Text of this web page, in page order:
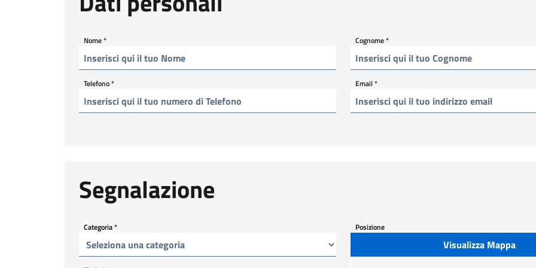
Nome* Cognome*
Telefono* Email*
Segnalazione
Categoria* Posizione
Visualizza Mappa